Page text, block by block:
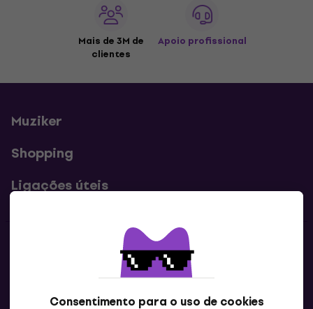
Consentimento para o uso de cookies
Mais de 3M de
clientes
Apoio profissional
Muziker
Shopping
Ligações úteis
Contatos
Contacta-nos